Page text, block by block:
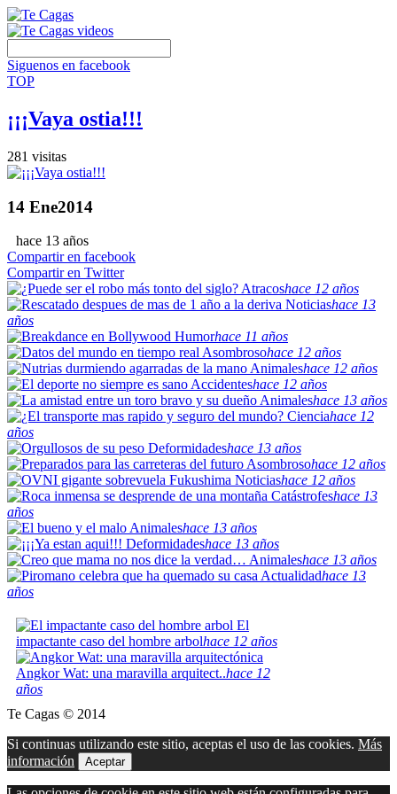
Siguenos en facebook
TOP
¡¡¡Vaya ostia!!!
281 visitas
14 Ene2014
hace 13 años
Compartir en facebook
Compartir en Twitter
Atracoshace 12 años
Noticiashace 13
años
Humorhace 11 años
Asombrosohace 12 años
Animaleshace 12 años
Accidenteshace 12 años
Animaleshace 13 años
Cienciahace 12
años
Deformidadeshace 13 años
Asombrosohace 12 años
Noticiashace 12 años
Catástrofeshace 13
años
Animaleshace 13 años
Deformidadeshace 13 años
Animaleshace 13 años
Actualidadhace 13
años
El
impactante caso del hombre arbolhace 12 años
Angkor Wat: una maravilla arquitect..hace 12
años
Te Cagas © 2014
Si continuas utilizando este sitio, aceptas el uso de las cookies. Más
información
Aceptar